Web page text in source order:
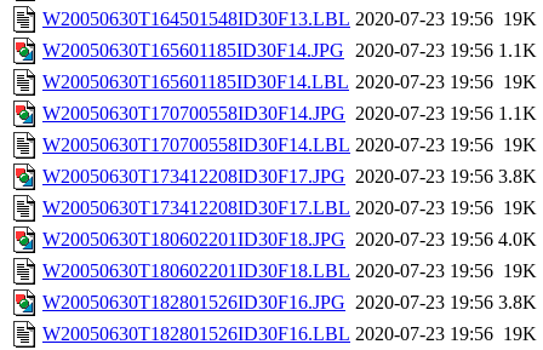
W20050630T164501548ID30F13.LBL 2020-07-23 19:56 19K
W20050630T165601185ID30F14.JPG 2020-07-23 19:56 1.1K
W20050630T165601185ID30F14.LBL 2020-07-23 19:56 19K
W20050630T170700558ID30F14.JPG 2020-07-23 19:56 1.1K
W20050630T170700558ID30F14.LBL 2020-07-23 19:56 19K
W20050630T173412208ID30F17.JPG 2020-07-23 19:56 3.8K
W20050630T173412208ID30F17.LBL 2020-07-23 19:56 19K
W20050630T180602201ID30F18.JPG 2020-07-23 19:56 4.0K
W20050630T180602201ID30F18.LBL 2020-07-23 19:56 19K
W20050630T182801526ID30F16.JPG 2020-07-23 19:56 3.8K
W20050630T182801526ID30F16.LBL 2020-07-23 19:56 19K